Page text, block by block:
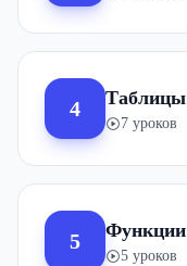
4 Таблицы
7 уроков
5 Функции
5 уроков